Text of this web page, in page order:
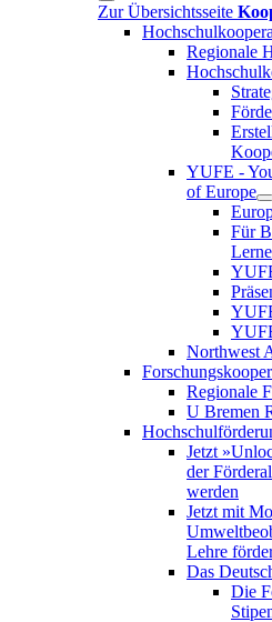
Zur Übersichtsseite
Regionale
YUFE -
of Europe
Für
Northwest
Regionale
U Bremen
Jetzt
der
werden
Jetzt mit
Lehre
Das
Die